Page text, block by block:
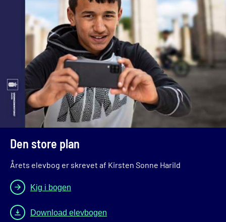
Den store plan
Årets elevbog er skrevet af Kirsten Sonne Harild
Kig i bogen
Download elevbogen